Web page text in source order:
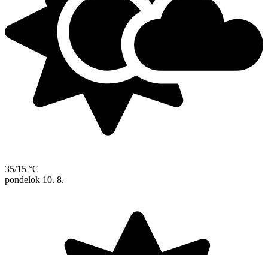
35/15 °C
pondelok 10. 8.